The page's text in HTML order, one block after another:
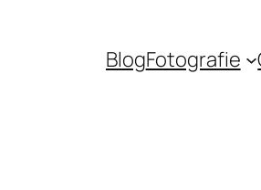
BlogFotografie